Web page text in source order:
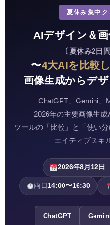
夏休み集中
AIデザイン＆
〔夏休み2日
〜4大AIを比較
画像生成からデ
ChatGPT、Gemini、
2026年の主要画像生成
ツールの「比較」と「使い
エイティブスキ
2026年8月12日
両日 14:00〜16:30
ChatGPT